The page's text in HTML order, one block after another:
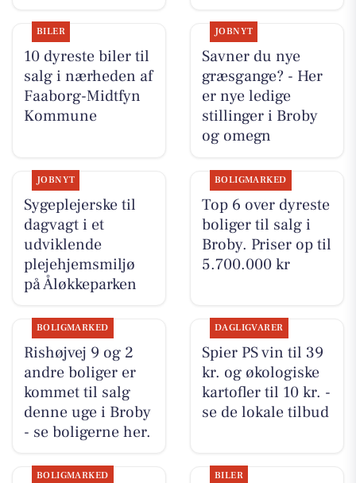
BILER
10 dyreste biler til
salg i nærheden af
Faaborg-Midtfyn
Kommune
JOBNYT
Savner du nye
græsgange? - Her
er nye ledige
stillinger i Broby
og omegn
JOBNYT
Sygeplejerske til
dagvagt i et
udviklende
plejehjemsmiljø
på Åløkkeparken
BOLIGMARKED
Top 6 over dyreste
boliger til salg i
Broby. Priser op til
5.700.000 kr
BOLIGMARKED
Rishøjvej 9 og 2
andre boliger er
kommet til salg
denne uge i Broby
- se boligerne her.
DAGLIGVARER
Spier PS vin til 39
kr. og økologiske
kartofler til 10 kr. -
se de lokale tilbud
BOLIGMARKED BILER